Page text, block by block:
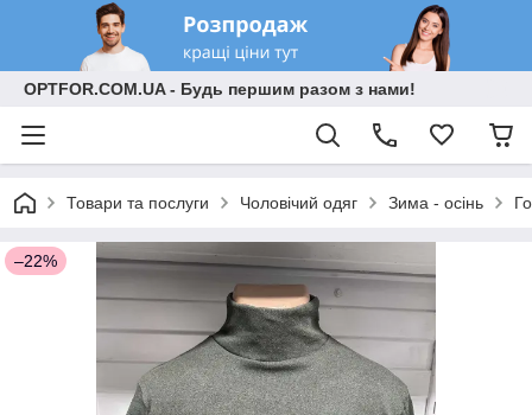
OPTFOR.COM.UA - Будь першим разом з нами!
Товари та послуги Чоловічий одяг Зима - осінь
–22%